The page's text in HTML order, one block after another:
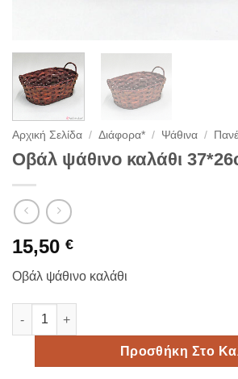
Αρχική Σελίδα / Διάφορα* / Ψάθινα /
Οβάλ ψάθινο καλάθι
15,50 €
Οβάλ ψάθινο καλάθι
Οβάλ ψάθινο καλάθι 37*26cm ποσότητα
Προσθήκη Στο